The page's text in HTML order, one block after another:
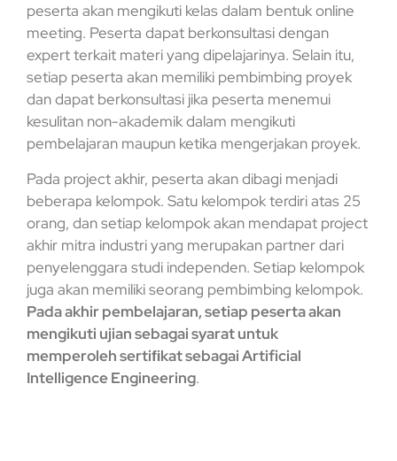
peserta akan mengikuti kelas dalam bentuk online
meeting. Peserta dapat berkonsultasi dengan
expert terkait materi yang dipelajarinya. Selain itu,
setiap peserta akan memiliki pembimbing proyek
dan dapat berkonsultasi jika peserta menemui
kesulitan non-akademik dalam mengikuti
pembelajaran maupun ketika mengerjakan proyek.
Pada project akhir, peserta akan dibagi menjadi
beberapa kelompok. Satu kelompok terdiri atas 25
orang, dan setiap kelompok akan mendapat project
akhir mitra industri yang merupakan partner dari
penyelenggara studi independen. Setiap kelompok
juga akan memiliki seorang pembimbing kelompok.
Pada akhir pembelajaran, setiap peserta akan
mengikuti ujian sebagai syarat untuk
memperoleh sertiﬁkat sebagai Artificial
Intelligence Engineering.